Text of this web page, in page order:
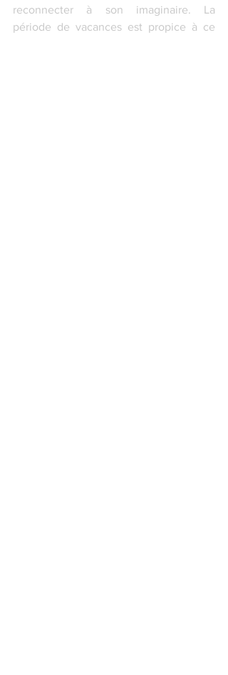
reconnecter à son imaginaire. La
période de vacances est propice à ce